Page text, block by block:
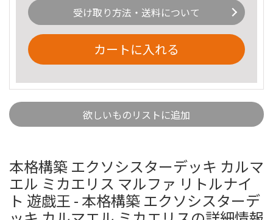
受け取り方法・送料について
カートに入れる
欲しいものリストに追加
本格構築 エクソシスターデッキ カルマ
エル ミカエリス マルファ リトルナイ
ト 遊戯王 - 本格構築 エクソシスターデ